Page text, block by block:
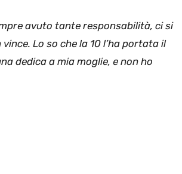
avuto tante responsabilità, ci si
Lo so che la 10 l’ha portata il
dedica a mia moglie, e non ho